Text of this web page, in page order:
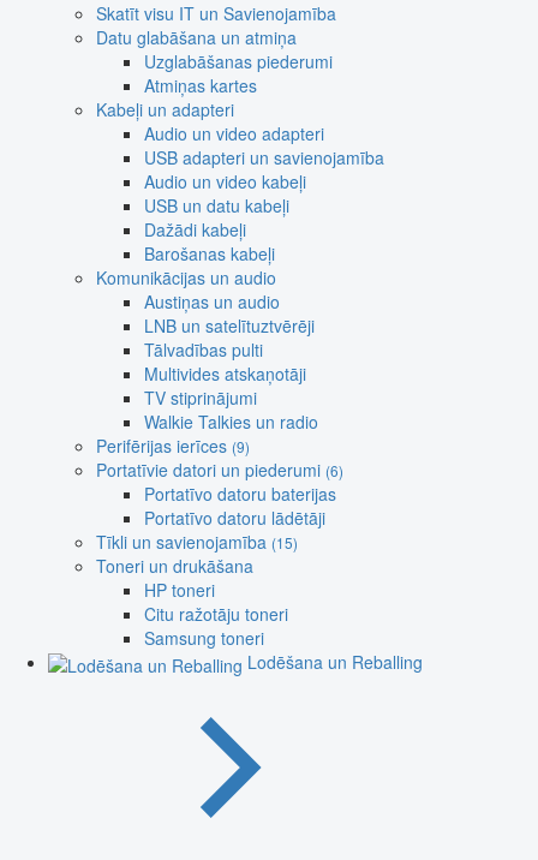
Skatīt visu IT un Savienojamība
Datu glabāšana un atmiņa
Uzglabāšanas piederumi
Atmiņas kartes
Kabeļi un adapteri
Audio un video adapteri
USB adapteri un savienojamība
Audio un video kabeļi
USB un datu kabeļi
Dažādi kabeļi
Barošanas kabeļi
Komunikācijas un audio
Austiņas un audio
LNB un satelītuztvērēji
Tālvadības pulti
Multivides atskaņotāji
TV stiprinājumi
Walkie Talkies un radio
Perifērijas ierīces (9)
Portatīvie datori un piederumi (6)
Portatīvo datoru baterijas
Portatīvo datoru lādētāji
Tīkli un savienojamība (15)
Toneri un drukāšana
HP toneri
Citu ražotāju toneri
Samsung toneri
Lodēšana un Reballing